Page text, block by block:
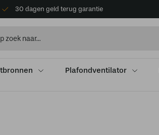
30 dagen geld terug garantie
Plafondventilator